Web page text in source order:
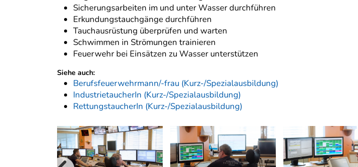
Sicherungsarbeiten im und unter Wasser durchführen
Erkundungstauchgänge durchführen
Tauchausrüstung überprüfen und warten
Schwimmen in Strömungen trainieren
Feuerwehr bei Einsätzen zu Wasser unterstützen
Siehe auch:
Berufsfeuerwehrmann/-frau (Kurz-/Spezialausbildung)
IndustrietaucherIn (Kurz-/Spezialausbildung)
RettungstaucherIn (Kurz-/Spezialausbildung)